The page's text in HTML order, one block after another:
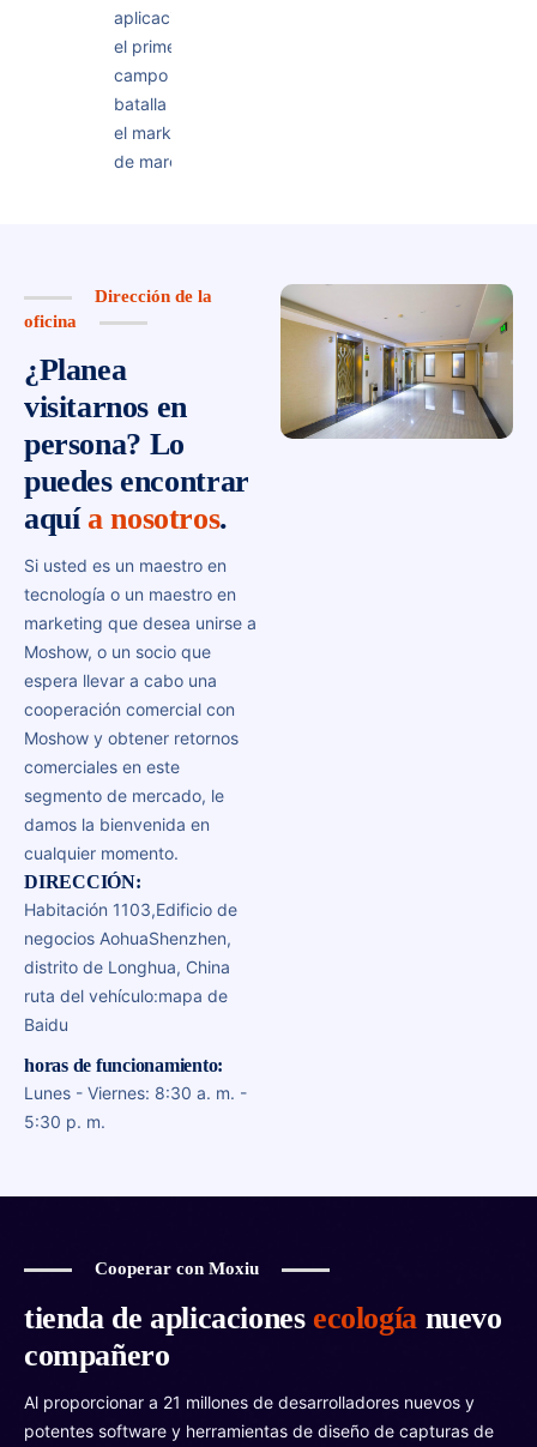
aplicaciones
el primer
campo de
batalla para
el marketing
de marca.
Dirección de la
oficina
¿Planea
visitarnos en
persona? Lo
puedes encontrar
aquía nosotros.
Si usted es un maestro en
tecnología o un maestro en
marketing que desea unirse a
Moshow, o un socio que
espera llevar a cabo una
cooperación comercial con
Moshow y obtener retornos
comerciales en este
segmento de mercado, le
damos la bienvenida en
cualquier momento.
DIRECCIÓN:
Habitación 1103,Edificio de
negocios AohuaShenzhen,
distrito de Longhua, China
ruta del vehículo:mapa de
Baidu
horas de funcionamiento:
Lunes - Viernes: 8:30 a. m. -
5:30 p. m.
Cooperar con Moxiu
tienda de aplicaciones ecología nuevo
compañero
Al proporcionar a 21 millones de desarrolladores nuevos y
potentes software y herramientas de diseño de capturas de